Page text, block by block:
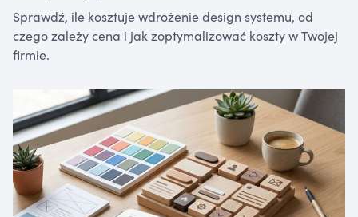
Sprawdź, ile kosztuje wdrożenie design systemu, od
czego zależy cena i jak zoptymalizować koszty w Twojej
firmie.